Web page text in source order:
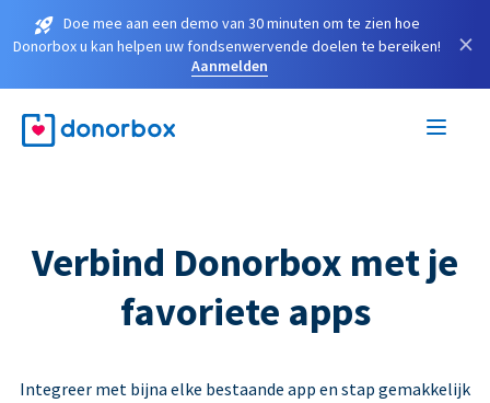
Doe mee aan een demo van 30 minuten om te zien hoe
Donorbox u kan helpen uw fondsenwervende doelen te bereiken!
Aanmelden
×
Verbind Donorbox met je
favoriete apps
Integreer met bijna elke bestaande app en stap gemakkelijk